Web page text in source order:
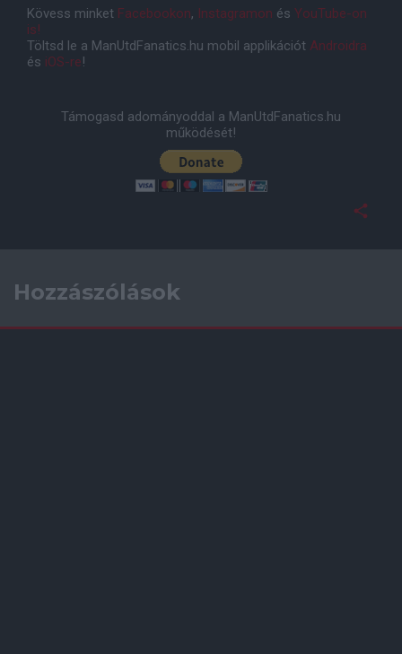
Kövess minket Facebookon, Instagramon és YouTube-on
is!
Töltsd le a ManUtdFanatics.hu mobil applikációt Androidra
és iOS-re!
Támogasd adományoddal a ManUtdFanatics.hu
működését!
Hozzászólások